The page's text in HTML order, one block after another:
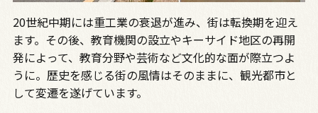
20世紀中期には重工業の衰退が進み、街は転換期を迎え
ます。その後、教育機関の設立やキーサイド地区の再開
発によって、教育分野や芸術など文化的な面が際立つよ
うに。歴史を感じる街の風情はそのままに、観光都市と
して変遷を遂げています。